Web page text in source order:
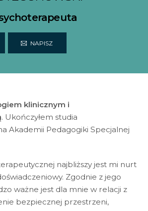
NAPISZ
klinicznym i
. Ukończyłem studia
Akademii Pedagogiki Specjalnej
najbliższy jest mi nurt
Zgodnie z jego
ważne jest dla mnie w relacji z
bezpiecznej przestrzeni,